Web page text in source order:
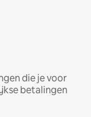
die je voor
betalingen